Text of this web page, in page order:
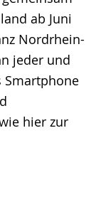
ab Juni
Nordrhein-
jeder und
Smartphone
hier zur